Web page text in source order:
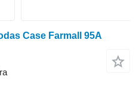
Case Farmall 95A